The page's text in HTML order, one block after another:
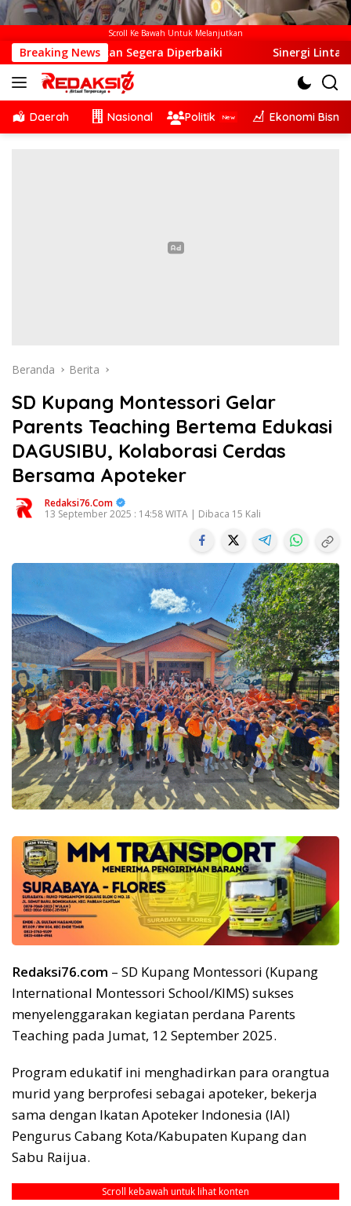
Scroll Ke Bawah Untuk Melanjutkan
Breaking News
Segera Diperbaiki Sinergi Lintas Sektor, Satlantas
Daerah Nasional Politik Ekonomi Bisnis
Beranda Berita
SD Kupang Montessori Gelar
Parents Teaching Bertema Edukasi
DAGUSIBU, Kolaborasi Cerdas
Bersama Apoteker
Redaksi76.com
13 September 2025 : 14:58 WITA | Dibaca 15 Kali
Redaksi76.com – SD Kupang Montessori (Kupang
International Montessori School/KIMS) sukses
menyelenggarakan kegiatan perdana Parents
Teaching pada Jumat, 12 September 2025.
Program edukatif ini menghadirkan para orangtua
murid yang berprofesi sebagai apoteker, bekerja
sama dengan Ikatan Apoteker Indonesia (IAI)
Pengurus Cabang Kota/Kabupaten Kupang dan
Sabu Raijua.
Scroll kebawah untuk lihat konten